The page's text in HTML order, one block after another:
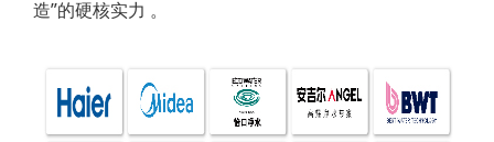
造”的硬核实力 。